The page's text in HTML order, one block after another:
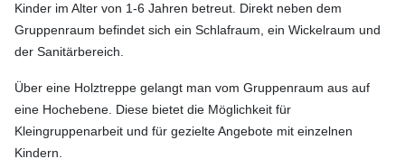
Kinder im Alter von 1-6 Jahren betreut. Direkt neben dem
Gruppenraum befindet sich ein Schlafraum, ein Wickelraum und
der Sanitärbereich.
Über eine Holztreppe gelangt man vom Gruppenraum aus auf
eine Hochebene. Diese bietet die Möglichkeit für
Kleingruppenarbeit und für gezielte Angebote mit einzelnen
Kindern.